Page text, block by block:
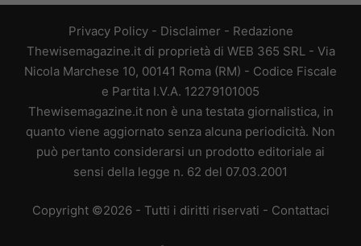
Privacy Policy- Disclaimer - Redazione
Thewisemagazine.it di proprietà di WEB 365 SRL - Via
Nicola Marchese 10, 00141 Roma (RM) - Codice Fiscale
e Partita I.V.A. 12279101005
Thewisemagazine.it non è una testata giornalistica, in
quanto viene aggiornato senza alcuna periodicità. Non
può pertanto considerarsi un prodotto editoriale ai
sensi della legge n. 62 del 07.03.2001
Copyright ©2026 - Tutti i diritti riservati - Contattaci